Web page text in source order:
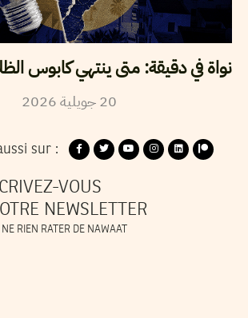
نواة في دقيقة: متى ينتهي كابوس
20 جويلية2026
sur :
VOUS
NEWSLETTER
RIEN RATER DE NAWAAT